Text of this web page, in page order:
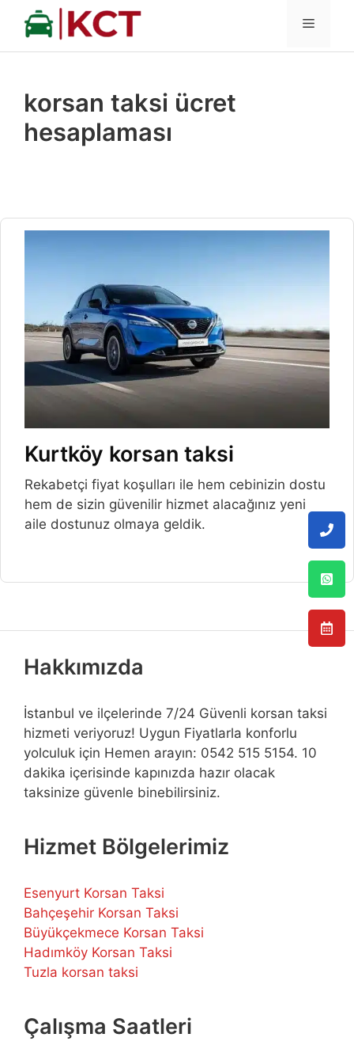
İçeriğe
MENÜ
korsan taksi ücret
hesaplaması
Kurtköy korsan taksi
Rekabetçi fiyat koşulları ile hem cebinizin dostu
hem de sizin güvenilir hizmet alacağınız yeni
aile dostunuz olmaya geldik.
Hakkımızda
İstanbul ve ilçelerinde 7/24 Güvenli korsan taksi
hizmeti veriyoruz! Uygun Fiyatlarla konforlu
yolculuk için Hemen arayın: 0542 515 5154. 10
dakika içerisinde kapınızda hazır olacak
taksinize güvenle binebilirsiniz.
Hizmet Bölgelerimiz
Esenyurt Korsan Taksi
Bahçeşehir Korsan Taksi
Büyükçekmece Korsan Taksi
Hadımköy Korsan Taksi
Tuzla korsan taksi
Çalışma Saatleri